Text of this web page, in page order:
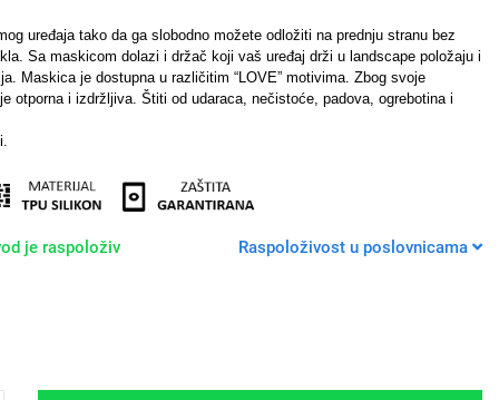
uređaja tako da ga slobodno možete odložiti na prednju stranu bez
Sa maskicom dolazi i držač koji vaš uređaj drži u landscape položaju i
Maskica je dostupna u različitim “LOVE” motivima. Zbog svoje
otporna i izdržljiva. Štiti od udaraca, nečistoće, padova, ogrebotina i
je raspoloživ Raspoloživost u poslovnicama